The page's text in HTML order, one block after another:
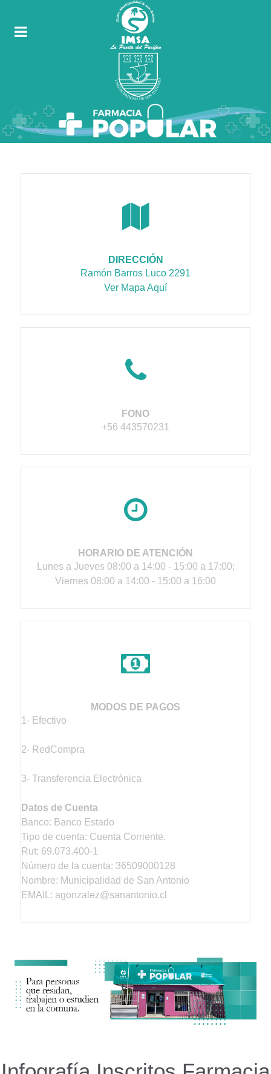
DIRECCIÓN
Ramón Barros Luco 2291
Ver Mapa Aquí
FONO
+56 443570231
HORARIO DE ATENCIÓN
Lunes a Jueves 08:00 a 14:00 - 15:00 a 17:00;
Viernes 08:00 a 14:00 - 15:00 a 16:00
MODOS DE PAGOS
1- Efectivo
2- RedCompra
3- Transferencia Electrónica
Datos de Cuenta
Banco: Banco Estado
Tipo de cuenta: Cuenta Corriente.
Rut: 69.073.400-1
Número de la cuenta: 36509000128
Nombre: Municipalidad de San Antonio
EMAIL: agonzalez@sanantonio.cl